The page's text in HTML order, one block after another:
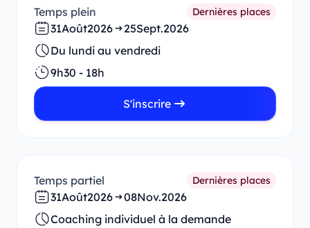
Temps plein Dernières places
31Août2026 25Sept.2026
Du lundi au vendredi
9h30 - 18h
S'inscrire
Temps partiel Dernières places
31Août2026 08Nov.2026
Coaching individuel à la demande